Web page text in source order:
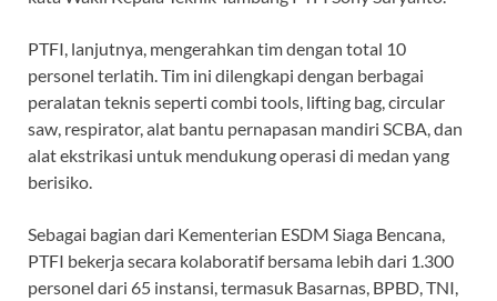
PTFI, lanjutnya, mengerahkan tim dengan total 10
personel terlatih. Tim ini dilengkapi dengan berbagai
peralatan teknis seperti combi tools, lifting bag, circular
saw, respirator, alat bantu pernapasan mandiri SCBA, dan
alat ekstrikasi untuk mendukung operasi di medan yang
berisiko.
Sebagai bagian dari Kementerian ESDM Siaga Bencana,
PTFI bekerja secara kolaboratif bersama lebih dari 1.300
personel dari 65 instansi, termasuk Basarnas, BPBD, TNI,